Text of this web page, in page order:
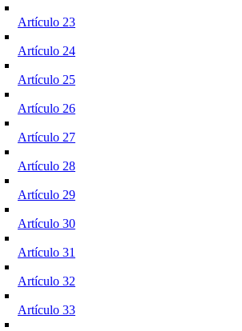
Artículo 23
Artículo 24
Artículo 25
Artículo 26
Artículo 27
Artículo 28
Artículo 29
Artículo 30
Artículo 31
Artículo 32
Artículo 33